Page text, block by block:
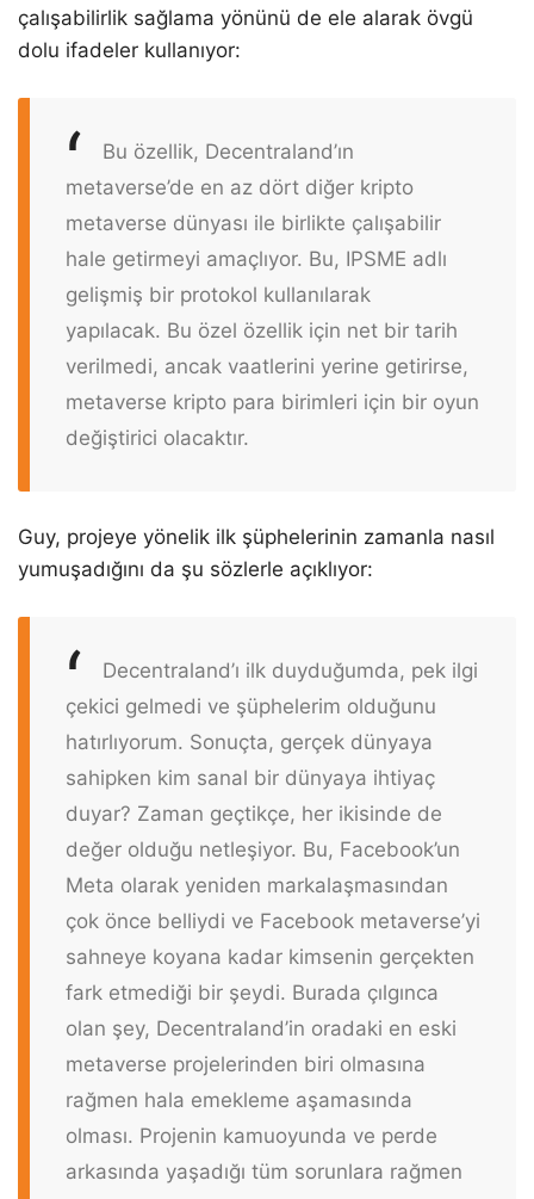
çalışabilirlik sağlama yönünü de ele alarak övgü
dolu ifadeler kullanıyor:
Bu özellik, Decentraland’ın
metaverse’de en az dört diğer kripto
metaverse dünyası ile birlikte çalışabilir
hale getirmeyi amaçlıyor. Bu, IPSME adlı
gelişmiş bir protokol kullanılarak
yapılacak. Bu özel özellik için net bir tarih
verilmedi, ancak vaatlerini yerine getirirse,
metaverse kripto para birimleri için bir oyun
değiştirici olacaktır.
Guy, projeye yönelik ilk şüphelerinin zamanla nasıl
yumuşadığını da şu sözlerle açıklıyor:
Decentraland’ı ilk duyduğumda, pek ilgi
çekici gelmedi ve şüphelerim olduğunu
hatırlıyorum. Sonuçta, gerçek dünyaya
sahipken kim sanal bir dünyaya ihtiyaç
duyar? Zaman geçtikçe, her ikisinde de
değer olduğu netleşiyor. Bu, Facebook’un
Meta olarak yeniden markalaşmasından
çok önce belliydi ve Facebook metaverse’yi
sahneye koyana kadar kimsenin gerçekten
fark etmediği bir şeydi. Burada çılgınca
olan şey, Decentraland’in oradaki en eski
metaverse projelerinden biri olmasına
rağmen hala emekleme aşamasında
olması. Projenin kamuoyunda ve perde
arkasında yaşadığı tüm sorunlara rağmen